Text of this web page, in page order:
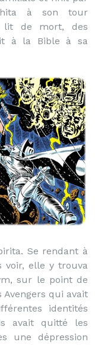
à son tour
lit de mort, des
à la Bible à sa
Se rendant à
voir, elle y trouva
sur le point de
Avengers qui avait
identités
avait quitté les
une dépression